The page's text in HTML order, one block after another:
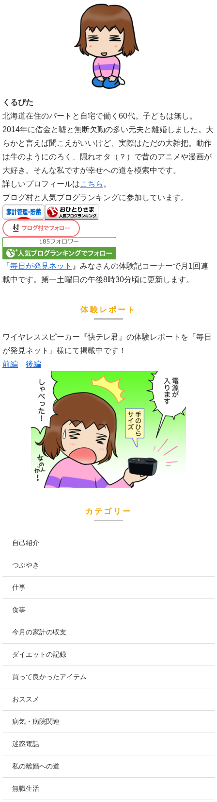
くるぴた
北海道在住のパートと自宅で働く60代。子どもは無し。
2014年に借金と嘘と無断欠勤の多い元夫と離婚しました。大
らかと言えば聞こえがいいけど、実際はただの大雑把。動作
は牛のようにのろく、隠れオタ（？）で昔のアニメや漫画が
大好き。そんな私ですが幸せへの道を模索中です。
詳しいプロフィールはこちら 。
ブログ村と人気ブログランキングに参加しています。
『毎日が発見ネット 』みなさんの体験記コーナーで月1回連
載中です。第一土曜日の午後8時30分頃に更新します。
体験レポート
ワイヤレススピーカー『快テレ君』の体験レポートを『毎日
が発見ネット』様にて掲載中です！
前編
後編
カテゴリー
自己紹介
つぶやき
仕事
食事
今月の家計の収支
ダイエットの記録
買って良かったアイテム
おススメ
病気・病院関連
迷惑電話
私の離婚への道
無職生活